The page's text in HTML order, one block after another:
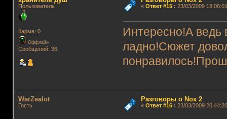
Пользователь
Карма: 0
Оффлайн
Сообщений: 36
« Ответ #15: 23/03/2009
Интересно!А ведь
ладно!Сюжет
WarZealot
Гость
Разговоры о Nox 2
« Ответ #16: 23/03/2009